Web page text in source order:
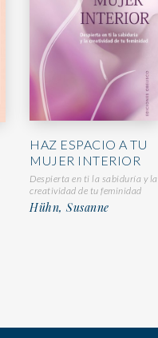
HAZ ESPACIO A TU
MUJER INTERIOR
Despierta en ti la sabiduría y la
creatividad de tu feminidad
Hühn, Susanne